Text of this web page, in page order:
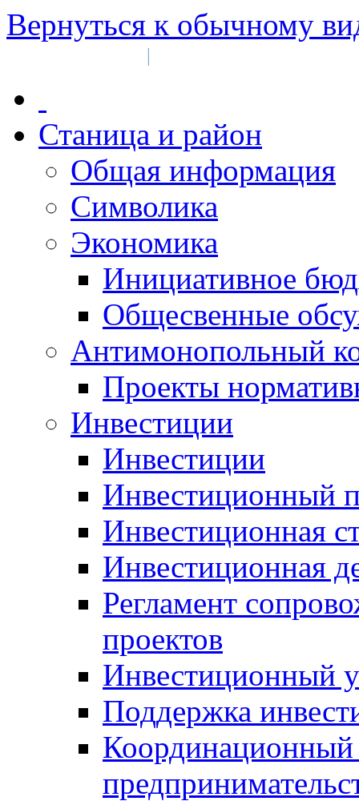
Вернуться к обычному
|
Станица и район
Общая информация
Символика
Экономика
Инициативное
Общесвенные
Антимонопольный
Проекты
Инвестиции
Инвестиции
Инвестиционный
Инвестиционная
Инвестиционная
Регламент
проектов
Инвестиционный
Поддержка
Координационный